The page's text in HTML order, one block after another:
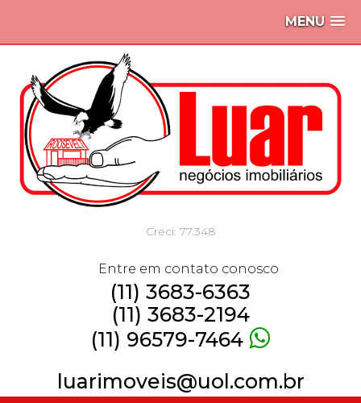
MENU
Creci: 77.348
Entre em contato conosco
(11) 3683-6363
(11) 3683-2194
(11) 96579-7464
luarimoveis@uol.com.br